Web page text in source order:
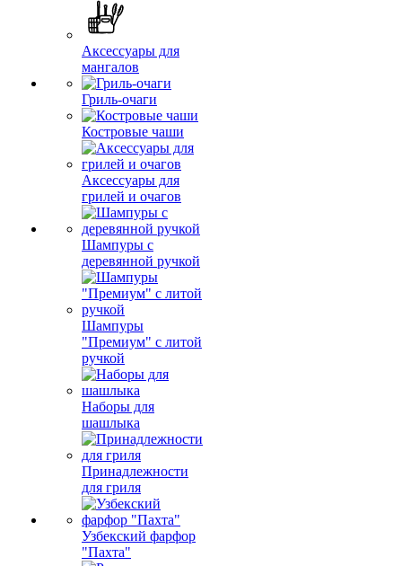
Аксессуары для
мангалов
Гриль-очаги
Костровые чаши
Аксессуары для
грилей и очагов
Шампуры с
деревянной ручкой
Шампуры
"Премиум" с литой
ручкой
Наборы для
шашлыка
Принадлежности
для гриля
Узбекский фарфор
"Пахта"